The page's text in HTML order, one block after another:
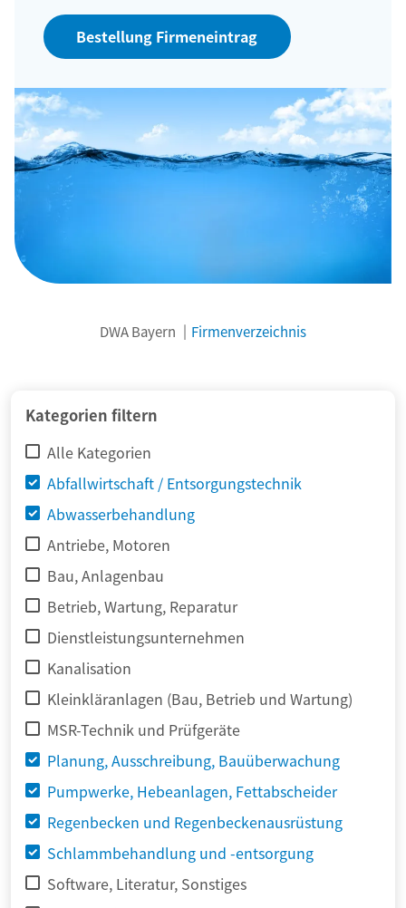
Bestellung Firmeneintrag
DWA Bayern Firmenverzeichnis
Kategorien filtern
Alle Kategorien
Abfallwirtschaft / Entsorgungstechnik
Abwasserbehandlung
Antriebe, Motoren
Bau, Anlagenbau
Betrieb, Wartung, Reparatur
Dienstleistungsunternehmen
Kanalisation
Kleinkläranlagen (Bau, Betrieb und Wartung)
MSR-Technik und Prüfgeräte
Planung, Ausschreibung, Bauüberwachung
Pumpwerke, Hebeanlagen, Fettabscheider
Regenbecken und Regenbeckenausrüstung
Schlammbehandlung und -entsorgung
Software, Literatur, Sonstiges